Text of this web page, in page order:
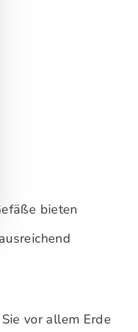
bieten
vor allem Erde